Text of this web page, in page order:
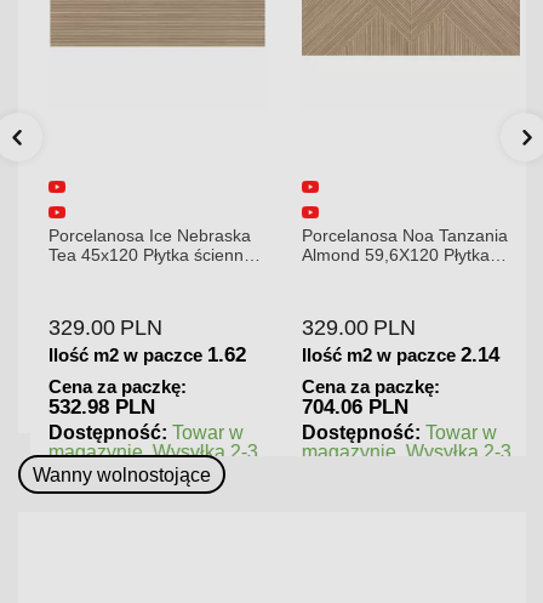
Porcelanosa Ice Nebraska
Tea 45x120 Płytka ścienna
329.00 PLN
Ilość m2 w paczce 1.62
Cena za paczkę:
532.98 PLN
Dostępność: Towar w
magazynie. Wysyłka 2-3
dni.
Porcelanosa Noa Tanzania
Almond 59,6X120 Płytka
329.00 PLN
Ilość m2 w paczce 2.14
Cena za paczkę:
704.06 PLN
Dostępność: Towar w
magazynie. Wysyłka 2-3
Wanny wolnostojące